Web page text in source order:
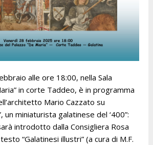
alle ore 18:00, nella Sala
in corte Taddeo, è in programma
Mario Cazzato su
un miniaturista galatinese del ‘400”:
introdotto dalla Consigliera Rosa
“Galatinesi illustri” (a cura di M.F.